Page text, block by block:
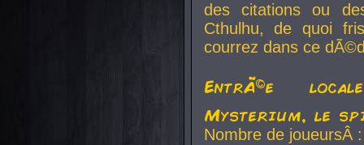
des citations ou
Cthulhu, de quoi
courrez dans ce
EntrÃ©e
Mysterium, le
Nombre de